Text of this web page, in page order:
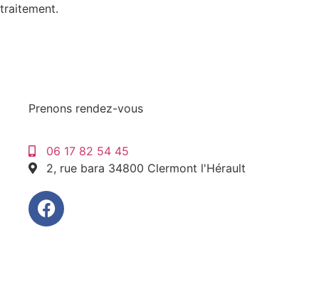
traitement.
Prenons rendez-vous
06 17 82 54 45
2, rue bara 34800 Clermont l'Hérault